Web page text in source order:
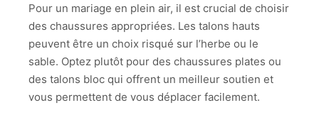
Pour un mariage en plein air, il est crucial de choisir
des chaussures appropriées. Les talons hauts
peuvent être un choix risqué sur l’herbe ou le
sable. Optez plutôt pour des chaussures plates ou
des talons bloc qui offrent un meilleur soutien et
vous permettent de vous déplacer facilement.